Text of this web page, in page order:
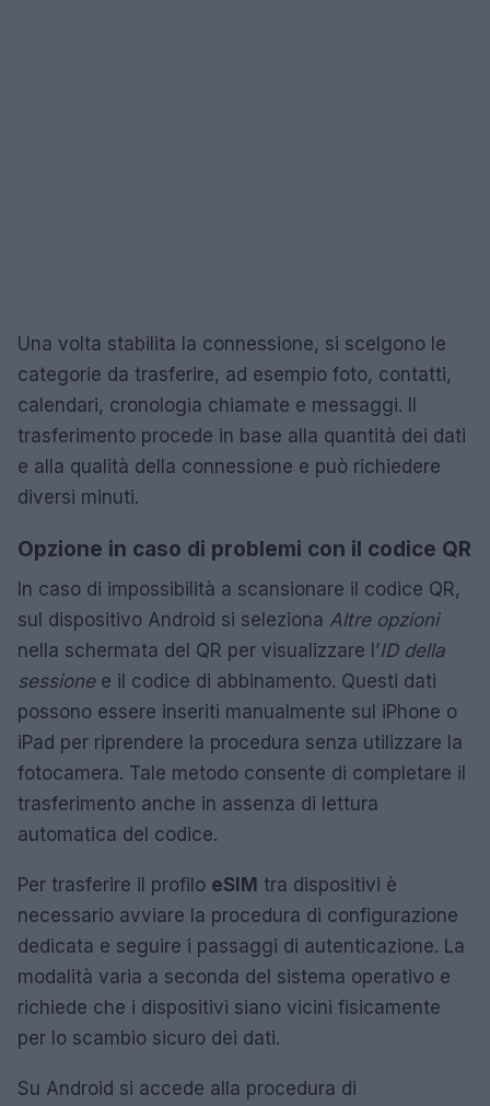
Una volta stabilita la connessione, si scelgono le
categorie da trasferire, ad esempio foto, contatti,
calendari, cronologia chiamate e messaggi. Il
trasferimento procede in base alla quantità dei dati
e alla qualità della connessione e può richiedere
diversi minuti.
Opzione in caso di problemi con il codice QR
In caso di impossibilità a scansionare il codice QR,
sul dispositivo Android si seleziona Altre opzioni
nella schermata del QR per visualizzare l’ID della
sessionee il codice di abbinamento. Questi dati
possono essere inseriti manualmente sul iPhone o
iPad per riprendere la procedura senza utilizzare la
fotocamera. Tale metodo consente di completare il
trasferimento anche in assenza di lettura
automatica del codice.
Per trasferire il profilo eSIM tra dispositivi è
necessario avviare la procedura di configurazione
dedicata e seguire i passaggi di autenticazione. La
modalità varia a seconda del sistema operativo e
richiede che i dispositivi siano vicini fisicamente
per lo scambio sicuro dei dati.
Su Android si accede alla procedura di